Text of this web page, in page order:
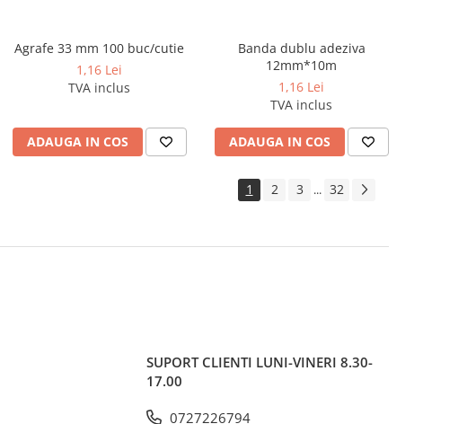
Agrafe 33 mm 100 buc/cutie
1,16 Lei
TVA inclus
ADAUGA IN COS
Banda dublu adeziva
12mm*10m
1,16 Lei
TVA inclus
ADAUGA IN COS
1 2 3 ... 32
SUPORT CLIENTI LUNI-VINERI 8.30-
17.00
0727226794